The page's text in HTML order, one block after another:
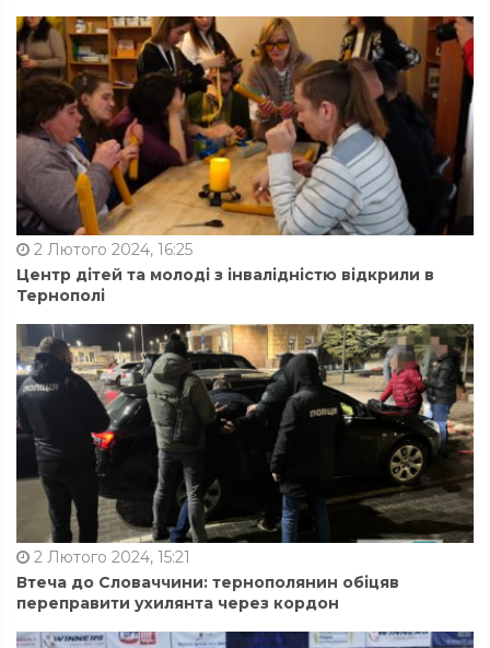
2 Лютого 2024, 16:25
Центр дітей та молоді з інвалідністю відкрили в
Тернополі
2 Лютого 2024, 15:21
Втеча до Словаччини: тернополянин обіцяв
переправити ухилянта через кордон